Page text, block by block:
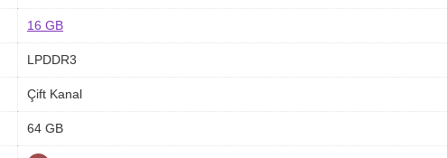
16 GB
LPDDR3
Çift Kanal
64 GB